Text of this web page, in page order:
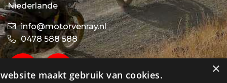
Niederlande
info@motorvenray.nl
0478 588 588
×
maakt gebruik van cookies.